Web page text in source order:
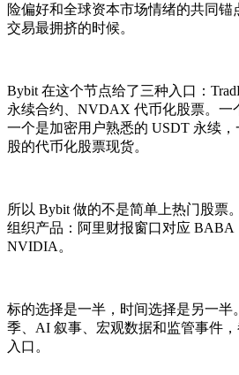
险偏好和全球资本市场情绪的共同锚
交易最拥挤的时候。
Bybit 在这个节点给了三种入口：
永续合约、NVDAX 代币化股票。一
一个是加密用户熟悉的 USDT 永续
股的代币化股票现货。
所以 Bybit 做的不是简单上热门股票
组织产品：阿里财报窗口对应 BABA
NVIDIA。
标的选择是一半，时间选择是另一半
季、AI 叙事、宏观数据和监管事件
入口。